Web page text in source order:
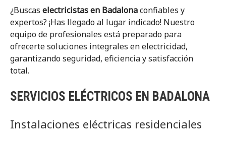
¿Buscas electricistas en Badalonaconfiables y
expertos? ¡Has llegado al lugar indicado! Nuestro
equipo de profesionales está preparado para
ofrecerte soluciones integrales en electricidad,
garantizando seguridad, eficiencia y satisfacción
total.
SERVICIOS ELÉCTRICOS EN BADALONA
Instalaciones eléctricas residenciales